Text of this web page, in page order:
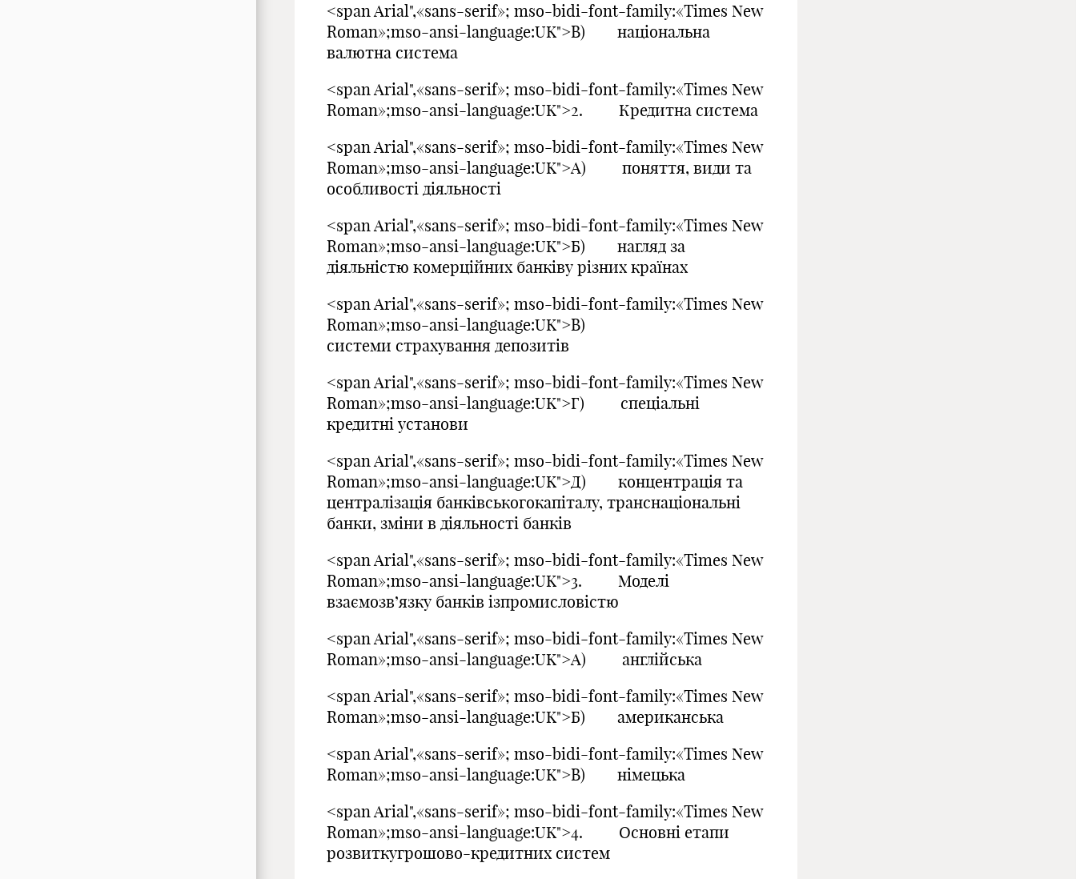
<span Arial",«sans-serif»; mso-bidi-font-family:«Times New
Roman»;mso-ansi-language:UK">В) національна
валютна система
<span Arial",«sans-serif»; mso-bidi-font-family:«Times New
Roman»;mso-ansi-language:UK">2. Кредитна система
<span Arial",«sans-serif»; mso-bidi-font-family:«Times New
Roman»;mso-ansi-language:UK">A) поняття, види та
особливості діяльності
<span Arial",«sans-serif»; mso-bidi-font-family:«Times New
Roman»;mso-ansi-language:UK">Б) нагляд за
діяльністю комерційних банківу різних країнах
<span Arial",«sans-serif»; mso-bidi-font-family:«Times New
Roman»;mso-ansi-language:UK">В)
системи страхування депозитів
<span Arial",«sans-serif»; mso-bidi-font-family:«Times New
Roman»;mso-ansi-language:UK">Г) спеціальні
кредитні установи
<span Arial",«sans-serif»; mso-bidi-font-family:«Times New
Roman»;mso-ansi-language:UK">Д) концентрація та
централізація банківськогокапіталу, транснаціональні
банки, зміни в діяльності банків
<span Arial",«sans-serif»; mso-bidi-font-family:«Times New
Roman»;mso-ansi-language:UK">3. Моделі
взаємозв’язку банків ізпромисловістю
<span Arial",«sans-serif»; mso-bidi-font-family:«Times New
Roman»;mso-ansi-language:UK">A) англійська
<span Arial",«sans-serif»; mso-bidi-font-family:«Times New
Roman»;mso-ansi-language:UK">Б) американська
<span Arial",«sans-serif»; mso-bidi-font-family:«Times New
Roman»;mso-ansi-language:UK">В) німецька
<span Arial",«sans-serif»; mso-bidi-font-family:«Times New
Roman»;mso-ansi-language:UK">4. Основні етапи
розвиткугрошово-кредитних систем